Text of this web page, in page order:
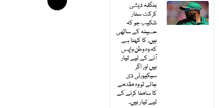
بنگلہ دیشی
کرکٹ سٹار
شکیب جو کہ
حسینہ کے ساتھی
ہیں، کا کہنا ہے
کہ وہ وطن واپس
آنے کے لیے تیار
ہیں اور اگر
سیکیورٹی دی
جائے تو وہ مقدمے
کا سامنا کرنے کے
لیے تیار ہیں۔